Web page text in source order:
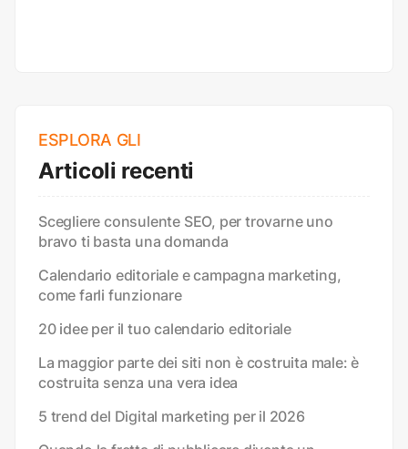
ESPLORA GLI
Articoli recenti
Scegliere consulente SEO, per trovarne uno
bravo ti basta una domanda
Calendario editoriale e campagna marketing,
come farli funzionare
20 idee per il tuo calendario editoriale
La maggior parte dei siti non è costruita male: è
costruita senza una vera idea
5 trend del Digital marketing per il 2026